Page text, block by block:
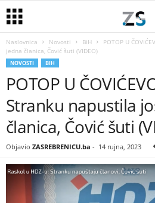
Naslovnica Novosti BiH
POTOP U
jedna članica, Čović šuti (VIDEO)
NOVOSTI BIH
POTOP U
Stranku napustila
članica, Čović šuti
Objavio ZASREBRENICU.ba - 14 rujna, 2023